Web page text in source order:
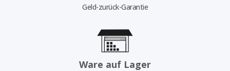
Geld-zurück-Garantie
Ware auf Lager